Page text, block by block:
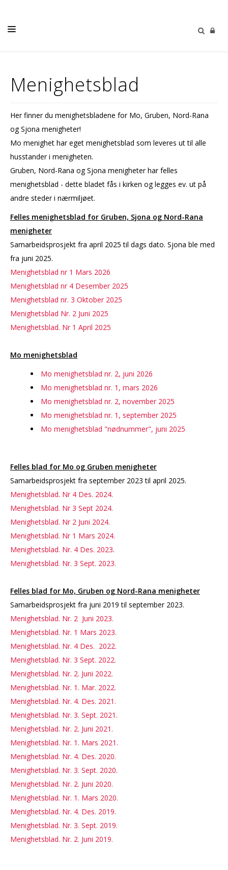
DÅP
GRAVFERD
MENIGHETENE
GRAVPLASS
OM OSS
PÅMELDING
LEDIG STILLING
Menighetsblad
Her finner du menighetsbladene for Mo, Gruben, Nord-Rana
og Sjona menigheter!
Mo menighet har eget menighetsblad som leveres ut til alle
husstander i menigheten.
Gruben, Nord-Rana og Sjona menigheter har felles
menighetsblad - dette bladet fås i kirken og legges ev. ut på
andre steder i nærmiljøet.
Felles menighetsblad for Gruben, Sjona og Nord-Rana
menigheter
Samarbeidsprosjekt fra april 2025 til dags dato. Sjona ble med
fra juni 2025.
Menighetsblad nr 1 Mars 2026
Menighetsblad nr 4 Desember 2025
Menighetsblad nr. 3 Oktober 2025
Menighetsblad Nr. 2 Juni 2025
Menighetsblad. Nr 1 April 2025
Mo menighetsblad
Mo menighetsblad nr. 2, juni 2026
Mo menighetsblad nr. 1, mars 2026
Mo menighetsblad nr. 2, november 2025
Mo menighetsblad nr. 1, september 2025
Mo menighetsblad "nødnummer", juni 2025
Felles blad for Mo og Gruben menigheter
Samarbeidsprosjekt fra september 2023 til april 2025.
Menighetsblad. Nr 4 Des. 2024.
Menighetsblad. Nr 3 Sept 2024.
Menighetsblad. Nr 2 Juni 2024.
Menighetsblad. Nr 1 Mars 2024.
Menighetsblad. Nr. 4 Des. 2023.
Menighetsblad. Nr. 3 Sept. 2023.
Felles blad for Mo, Gruben og Nord-Rana menigheter
Samarbeidsprosjekt fra juni 2019 til september 2023.
Menighetsblad. Nr. 2 Juni 2023.
Menighetsblad. Nr. 1 Mars 2023.
Menighetsblad. Nr. 4 Des. 2022.
Menighetsblad. Nr. 3 Sept. 2022.
Menighetsblad. Nr. 2. Juni 2022.
Menighetsblad. Nr. 1. Mar. 2022.
Menighetsblad. Nr. 4. Des. 2021.
Menighetsblad. Nr. 3. Sept. 2021.
Menighetsblad. Nr. 2. Juni 2021.
Menighetsblad. Nr. 1. Mars 2021.
Menighetsblad. Nr. 4. Des. 2020.
Menighetsblad. Nr. 3. Sept. 2020.
Menighetsblad. Nr. 2. Juni 2020.
Menighetsblad. Nr. 1. Mars 2020.
Menighetsblad. Nr. 4. Des. 2019.
Menighetsblad. Nr. 3. Sept. 2019.
Menighetsblad. Nr. 2. Juni 2019.